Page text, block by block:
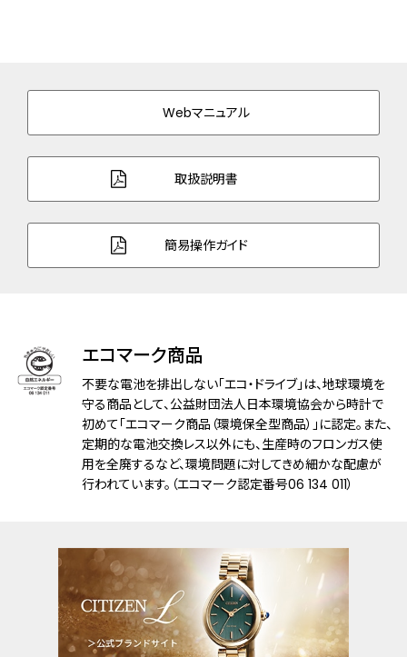
球面サファイアガラス
防水性能 5気圧防水
文字板：クリスタルガラス(グリーン色)入
りゅうず：ガラスセラミックス(ブルー色)入
過充電防止機能
クイックスタート機能
フル充電時約1年可動
限定BOX
メーカー保証
国際保証3年間(購入後1年以内にMY
Webマニュアル
取扱説明書
簡易操作ガイド
エコマーク商品
不要な電池を排出しない「エコ・ドライブ」は、地球環境を
守る商品として、公益財団法人日本環境協会から時計で
初めて「エコマーク商品（環境保全型商品）」に認定。また、
定期的な電池交換レス以外にも、生産時のフロンガス使
用を全廃するなど、環境問題に対してきめ細かな配慮が
行われています。（エコマーク認定番号06 134 011）